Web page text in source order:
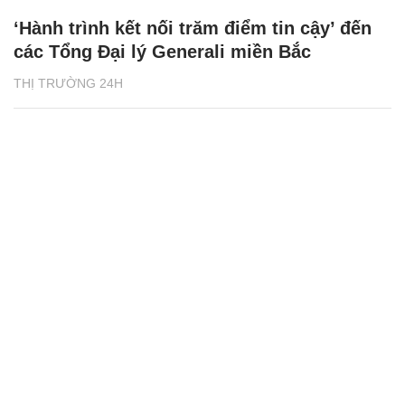
THỊ TRƯỜNG 24H
‘Hành trình kết nối trăm điểm tin cậy’ đến
các Tổng Đại lý Generali miền Bắc